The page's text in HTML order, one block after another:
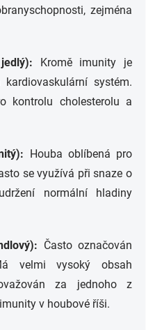
zejména
Kromě imunity je
systém.
kontrolu cholesterolu a
Houba oblíbená pro
se využívá při snaze o
normální hladiny
Často označován
velmi vysoký obsah
za jednoho z
v houbové říši.